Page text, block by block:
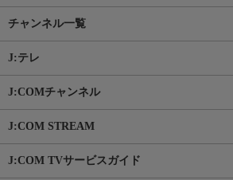
チャンネル一覧
J:テレ
J:COMチャンネル
J:COM STREAM
J:COM TVサービスガイド